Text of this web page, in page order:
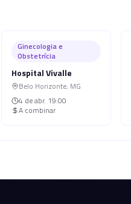
Ginecologia e
Obstetrícia
Hospital Vivalle
Belo Horizonte, MG
4 de abr. 19:00
A combinar